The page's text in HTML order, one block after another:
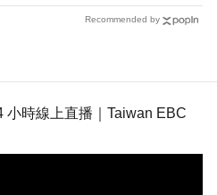
Recommended by
小時線上直播｜Taiwan EBC